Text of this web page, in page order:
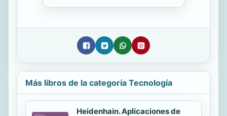
Más libros de la categoría Tecnología
Heidenhain. Aplicaciones de